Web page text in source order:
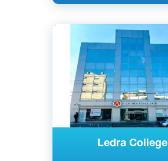
Ledra College
Греческий
Никосия, Кипр
Частный